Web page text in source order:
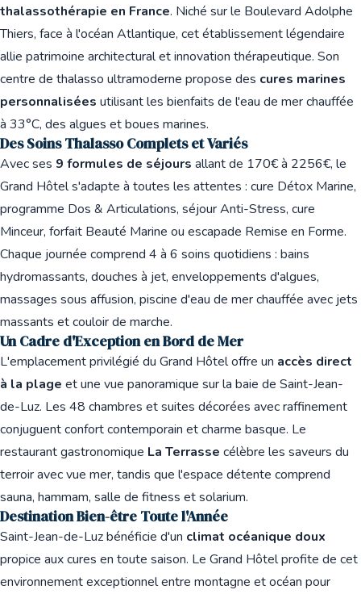
thalassothérapie en France. Niché sur le Boulevard Adolphe
Thiers, face à l'océan Atlantique, cet établissement légendaire
allie patrimoine architectural et innovation thérapeutique. Son
centre de thalasso ultramoderne propose des cures marines
personnalisées utilisant les bienfaits de l'eau de mer chauffée
à 33°C, des algues et boues marines.
Des Soins Thalasso Complets et Variés
Avec ses 9 formules de séjours allant de 170€ à 2256€, le
Grand Hôtel s'adapte à toutes les attentes : cure Détox Marine,
programme Dos & Articulations, séjour Anti-Stress, cure
Minceur, forfait Beauté Marine ou escapade Remise en Forme.
Chaque journée comprend 4 à 6 soins quotidiens : bains
hydromassants, douches à jet, enveloppements d'algues,
massages sous affusion, piscine d'eau de mer chauffée avec jets
massants et couloir de marche.
Un Cadre d'Exception en Bord de Mer
L'emplacement privilégié du Grand Hôtel offre un accès direct
à la plage et une vue panoramique sur la baie de Saint-Jean-
de-Luz. Les 48 chambres et suites décorées avec raffinement
conjuguent confort contemporain et charme basque. Le
restaurant gastronomique La Terrasse célèbre les saveurs du
terroir avec vue mer, tandis que l'espace détente comprend
sauna, hammam, salle de fitness et solarium.
Destination Bien-être Toute l'Année
Saint-Jean-de-Luz bénéficie d'un climat océanique doux
propice aux cures en toute saison. Le Grand Hôtel profite de cet
environnement exceptionnel entre montagne et océan pour